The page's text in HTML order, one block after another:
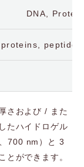
DNA,
さおよび / また
たハイドロゲル
700 nm）と 3
とができます。